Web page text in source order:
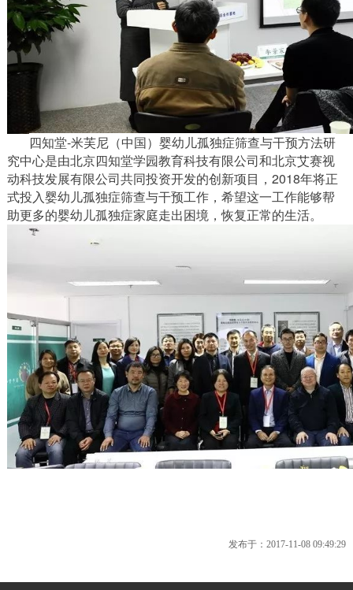
四知堂-米芙尼（中国）婴幼儿孤独症筛查与干预方法研
究中心是由北京四知堂学园教育科技有限公司和北京艾赛视
动科技发展有限公司共同投资开发的创新项目，2018年将正
式投入婴幼儿孤独症筛查与干预工作，希望这一工作能够帮
助更多的婴幼儿孤独症家庭走出困境，恢复正常的生活。
发布于：2017-11-08 09:49:29